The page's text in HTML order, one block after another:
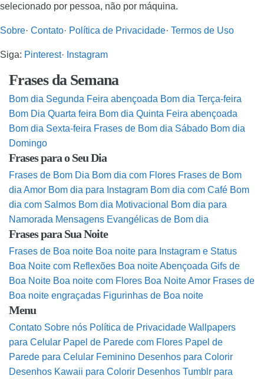
selecionado por pessoa, não por máquina.
Sobre· Contato· Política de Privacidade· Termos de Uso
Siga: Pinterest· Instagram
Frases da Semana
Bom dia Segunda Feira abençoada Bom dia Terça-feira
Bom Dia Quarta feira Bom dia Quinta Feira abençoada
Bom dia Sexta-feira Frases de Bom dia Sábado Bom dia
Domingo
Frases para o Seu Dia
Frases de Bom Dia Bom dia com Flores Frases de Bom
dia Amor Bom dia para Instagram Bom dia com Café Bom
dia com Salmos Bom dia Motivacional
Bom dia para
Namorada Mensagens Evangélicas de Bom dia
Frases para Sua Noite
Frases de Boa noite Boa noite para Instagram e Status
Boa Noite com Reflexões Boa noite Abençoada Gifs de
Boa Noite Boa noite com Flores Boa Noite Amor Frases de
Boa noite engraçadas Figurinhas de Boa noite
Menu
Contato Sobre nós Política de Privacidade Wallpapers
para Celular Papel de Parede com Flores Papel de
Parede para Celular Feminino Desenhos para Colorir
Desenhos Kawaii para Colorir Desenhos Tumblr para